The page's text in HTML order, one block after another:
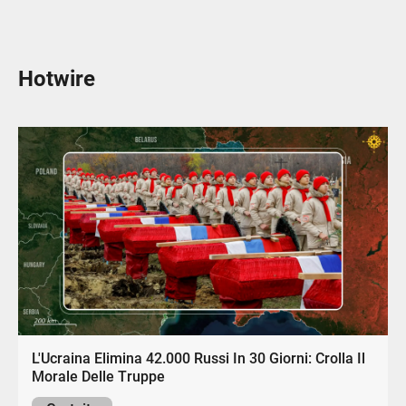
Hotwire
L'Ucraina Elimina 42.000 Russi In 30 Giorni: Crolla Il
Morale Delle Truppe